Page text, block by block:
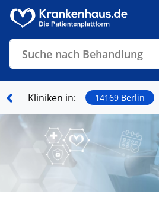
Suche nach Behandlung
Finden
Kliniken in: 14169 Berlin